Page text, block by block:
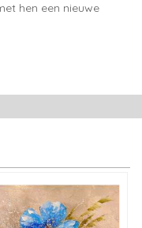
hen een nieuwe